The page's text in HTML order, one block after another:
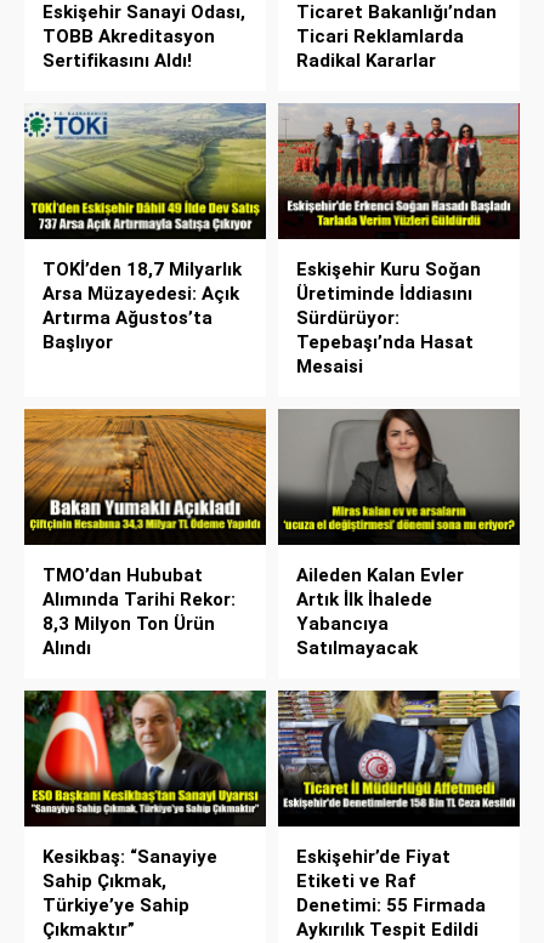
Eskişehir Sanayi Odası,
TOBB Akreditasyon
Sertifikasını Aldı!
Ticaret Bakanlığı’ndan
Ticari Reklamlarda
Radikal Kararlar
TOKİ’den 18,7 Milyarlık
Arsa Müzayedesi: Açık
Artırma Ağustos’ta
Başlıyor
Eskişehir Kuru Soğan
Üretiminde İddiasını
Sürdürüyor:
Tepebaşı’nda Hasat
Mesaisi
TMO’dan Hububat
Alımında Tarihi Rekor:
8,3 Milyon Ton Ürün
Alındı
Aileden Kalan Evler
Artık İlk İhalede
Yabancıya
Satılmayacak
Kesikbaş: “Sanayiye
Sahip Çıkmak,
Türkiye’ye Sahip
Çıkmaktır”
Eskişehir’de Fiyat
Etiketi ve Raf
Denetimi: 55 Firmada
Aykırılık Tespit Edildi